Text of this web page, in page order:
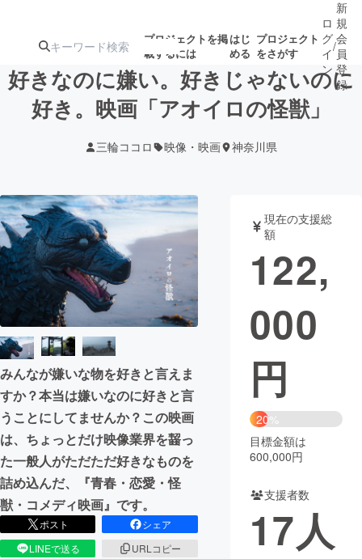
プロジェクトを掲
載するには
はじ
める
プロジェクト
をさがす
注目のリ
ターン
注目の新着プロ
ジェクト
募集終了が近いプ
ロジェクト
アート・写真 音楽
テクノロジー・ガジェット ゲーム・サ
映像・映画
ビジネス・起業
まちづくり・地域活性化
CAMPFIRE for Social Good
CAMPFIRE Creation
CAMPFIREふるさと納税machi-ya コミュニティ
ロ
グ
イ
ン
/
新
規
会
員
登
録
好きなのに嫌い。好きじゃないのに
好き。映画「アオイロの怪獣」
三輪ココロ 映像・映画 神奈川県
みんなが嫌いな物を好きと言えま
すか？本当は嫌いなのに好きと言
うことにしてませんか？この映画
は、ちょっとだけ映像業界を齧っ
た一般人がただただ好きなものを
詰め込んだ、『青春・恋愛・怪
獣・コメディ映画』です。
ポスト
シェア
LINEで送る
URLコピー
現在の支援総
額
122,
000
円
20%
目標金額は
600,000円
支援者数
17人